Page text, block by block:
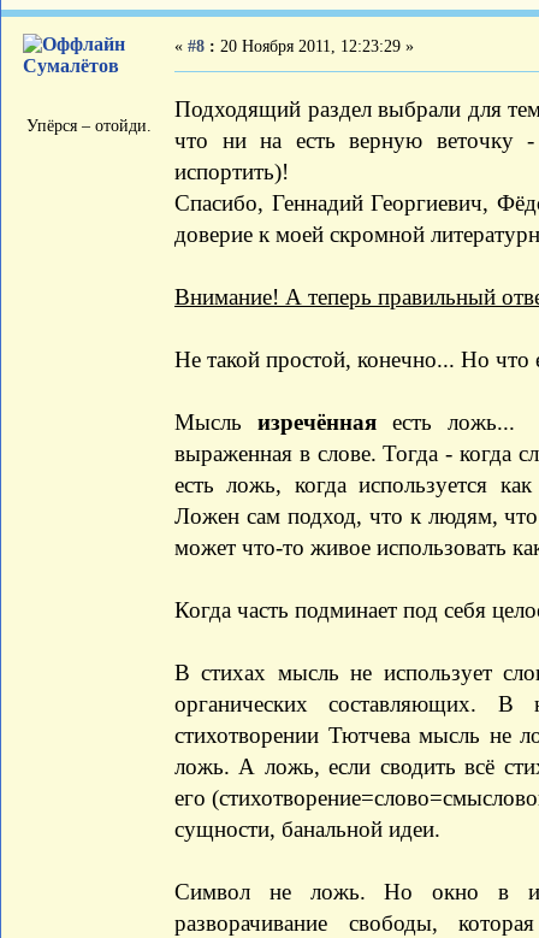
Сумалётов
Упёрся – отойди.
« #8 : 20 Ноября 2011, 12:23:29 »
Подходящий раздел выбрали для
что ни на есть верную
испортить)!
Спасибо, Геннадий Георгиевич,
доверие к моей скромной
Внимание! А теперь правильный
Не такой простой, конечно... Но что
Мысльизречённая есть ложь...
выраженная в слове. Тогда - когда
есть ложь, когда используется
Ложен сам подход, что к людям,
может что-то живое использовать
Когда часть подминает под себя
В стихах мысль не использует
органических составляющих.
стихотворении Тютчева мысль не
ложь. А ложь, если сводить всё
его
сущности, банальной идеи.
Символ не ложь. Но окно в
разворачивание свободы,